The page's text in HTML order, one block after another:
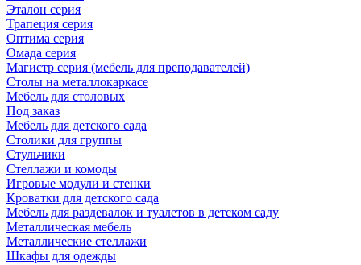
Эталон серия
Трапеция серия
Оптима серия
Омада серия
Магистр серия (мебель для преподавателей)
Столы на металлокаркасе
Мебель для столовых
Под заказ
Мебель для детского сада
Столики для группы
Стульчики
Стеллажи и комоды
Игровые модули и стенки
Кроватки для детского сада
Мебель для раздевалок и туалетов в детском саду
Металлическая мебель
Металлические стеллажи
Шкафы для одежды